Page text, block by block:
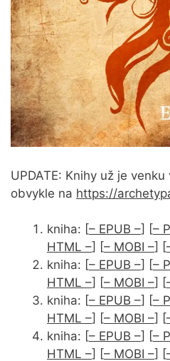
UPDATE: Knihy už je
obvykle na https://
kniha: [– EPUB –] [–
HTML –] [– MOBI –] [
kniha: [– EPUB –] [–
HTML –] [– MOBI –] [
kniha: [– EPUB –] [–
HTML –] [– MOBI –] [
kniha: [– EPUB –] [–
HTML –] [– MOBI –] [